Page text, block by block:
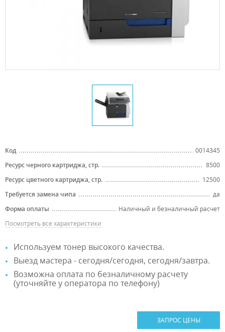
Код
0014345
Ресурс черного картриджа, стр.
8500
Ресурс цветного картриджа, стр.
12500
Требуется замена чипа
да
Форма оплаты
Наличный и безналичный расчет
Посмотреть все характеристики
Используем тонер высокого качества.
Выезд мастера - сегодня/сегодня, сегодня/завтра.
Возможна оплата по безналичному расчету
(уточняйте у оператора по телефону)
ЗАПРОС ЦЕНЫ